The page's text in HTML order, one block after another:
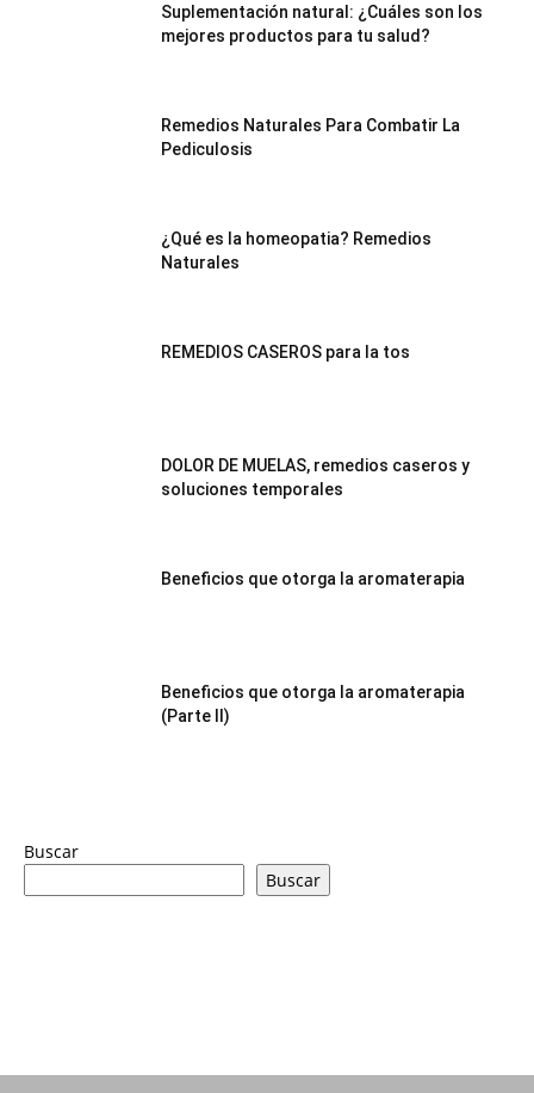
Suplementación natural: ¿Cuáles son los
mejores productos para tu salud?
Remedios Naturales Para Combatir La
Pediculosis
¿Qué es la homeopatia? Remedios
Naturales
REMEDIOS CASEROS para la tos
DOLOR DE MUELAS, remedios caseros y
soluciones temporales
Beneficios que otorga la aromaterapia
Beneficios que otorga la aromaterapia
(Parte II)
Buscar
Buscar